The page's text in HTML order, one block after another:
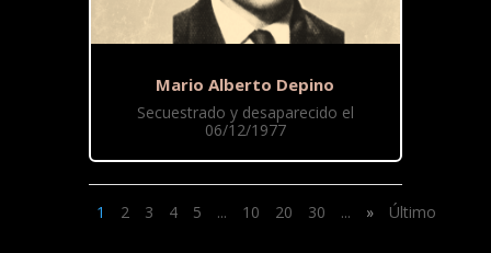
Mario Alberto Depino
Secuestrado y desaparecido el
06/12/1977
1 2 3 4 5 ... 10 20 30 ... » Último